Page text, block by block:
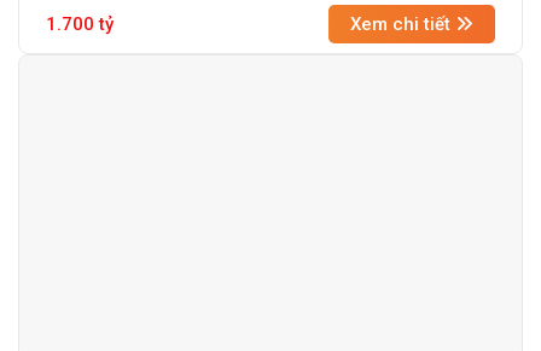
1.700 tỷ Xem chi tiết